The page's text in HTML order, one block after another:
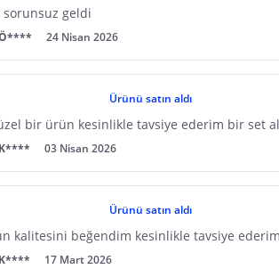
sorunsuz geldi
24 Nisan 2026
Ürünü satın aldı
bir ürün kesinlikle tavsiye ederim bir set
03 Nisan 2026
Ürünü satın aldı
kalitesini beğendim kesinlikle tavsiye
17 Mart 2026